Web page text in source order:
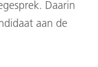
Daarin
aan de